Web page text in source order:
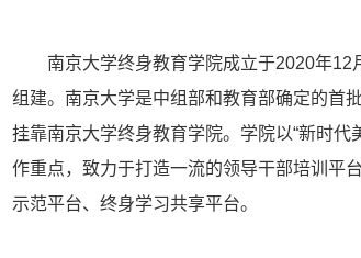
南京大学终身教育学院成立于2020年
组建。南京大学是中组部和教育部确定的首
挂靠南京大学终身教育学院。学院以“新时
作重点，致力于打造一流的领导干部培训平
示范平台、终身学习共享平台。